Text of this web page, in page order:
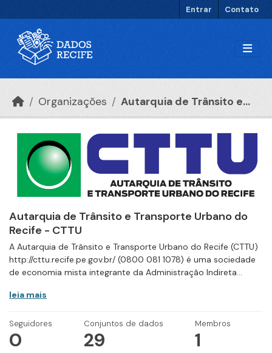
Entrar Contato
Organizações Autarquia de Trânsito e...
Autarquia de Trânsito e Transporte Urbano do
Recife - CTTU
A Autarquia de Trânsito e Transporte Urbano do Recife (CTTU)
http://cttu.recife.pe.gov.br/ (0800 081 1078) é uma sociedade
de economia mista integrante da Administração Indireta...
leia mais
Seguidores
0
Conjuntos de dados
29
Membros
1